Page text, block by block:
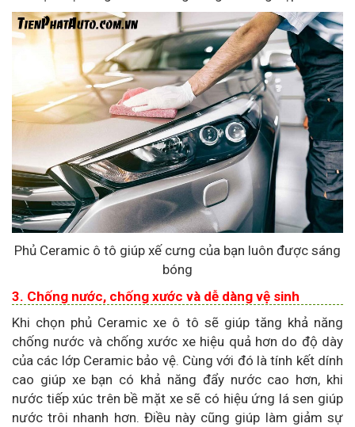
Phủ Ceramic ô tô giúp xế cưng của bạn luôn được sáng
bóng
3. Chống nước, chống xước và dễ dàng vệ sinh
Khi chọn phủ Ceramic xe ô tô sẽ giúp tăng khả năng
chống nước và chống xước xe hiệu quả hơn do độ dày
của các lớp Ceramic bảo vệ. Cùng với đó là tính kết dính
cao giúp xe bạn có khả năng đẩy nước cao hơn, khi
nước tiếp xúc trên bề mặt xe sẽ có hiệu ứng lá sen giúp
nước trôi nhanh hơn. Điều này cũng giúp làm giảm sự